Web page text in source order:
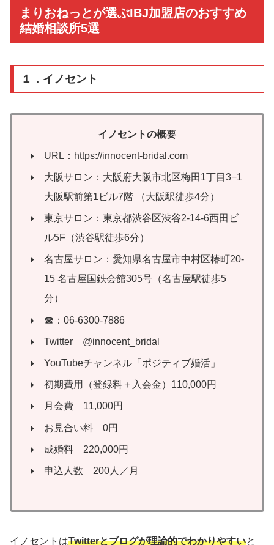
まりおねっとが選ぶIBJ加盟店のおすすめ
結婚相談所5選
１．イノセント
イノセントの概要
URL：https://innocent-bridal.com
大阪サロン：大阪府大阪市北区梅田1丁目3−1
大阪駅前第1ビル7階 （大阪駅徒歩4分）
東京サロン：東京都渋谷区渋谷2-14-6西田ビ
ル5F（渋谷駅徒歩6分）
名古屋サロン：愛知県名古屋市中村区椿町20-
15 名古屋国鉄会館305号（名古屋駅徒歩5
分）
☎：06-6300-7886
Twitter @innocent_bridal
YouTubeチャンネル「ポジティブ婚活」
初期費用（登録料＋入会金）110,000円
月会費 11,000円
お見合い料 0円
成婚料 220,000円
申込人数 200人／月
イノセントはTwitterとブログが理論的でわかりやすいと